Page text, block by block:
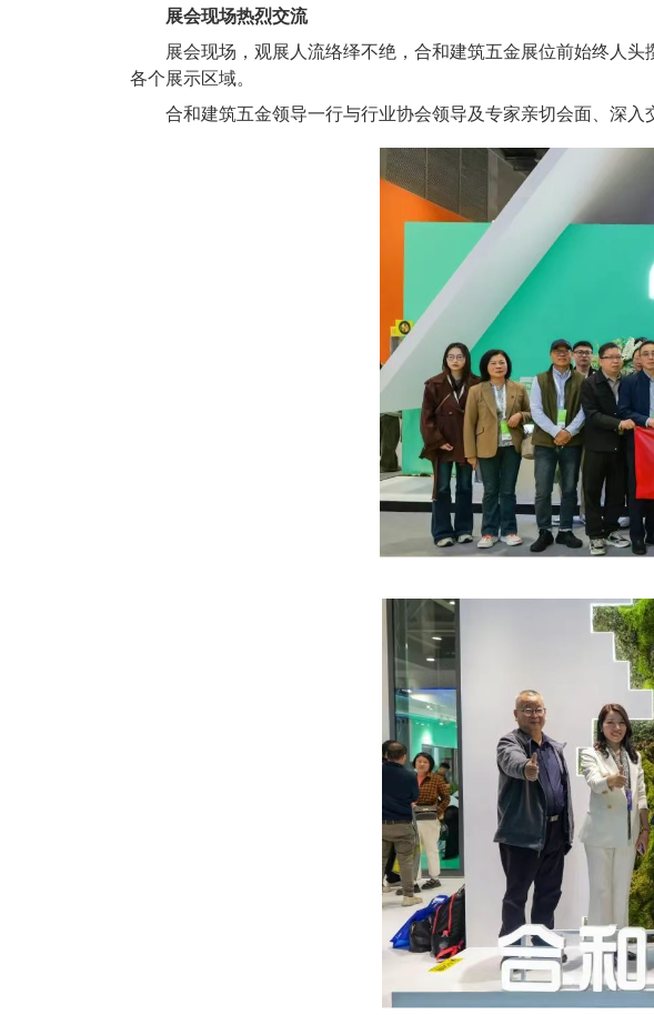
展会现场热烈交流
展会现场，观展人流络绎不绝，合和建筑五金展位前始终人头
各个展示区域。
合和建筑五金领导一行与行业协会领导及专家亲切会面、深入交